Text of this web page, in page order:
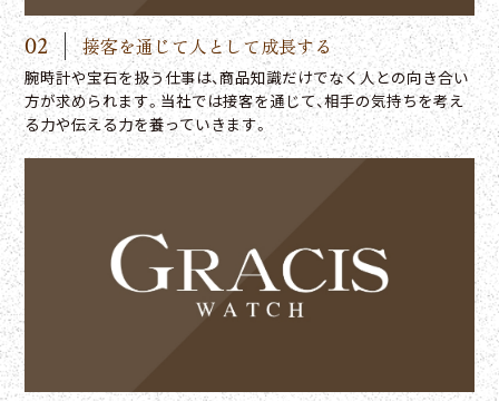
02 接客を通じて人として成長する
腕時計や宝石を扱う仕事は、商品知識だけでなく人との向き合い
方が求められます。当社では接客を通じて、相手の気持ちを考え
る力や伝える力を養っていきます。